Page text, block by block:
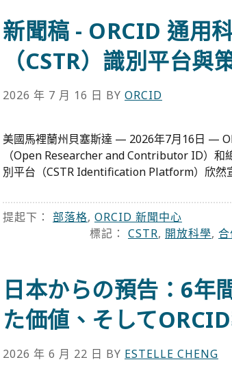
新聞稿 - ORCID 通用
（CSTR）識別平台與
2026 年 7 月 16 日 BY ORCID
美國馬裡蘭州貝塞斯達 — 2026年7月16日 —
（Open Researcher and Contributor ID）和
別平台（CSTR Identification Platform）欣然
提起下： 部落格, ORCID 新聞中心
標記： CSTR, 開放科學,
日本からの預告：6年
た価値、そして
2026 年 6 月 22 日 BY ESTELLE CHENG